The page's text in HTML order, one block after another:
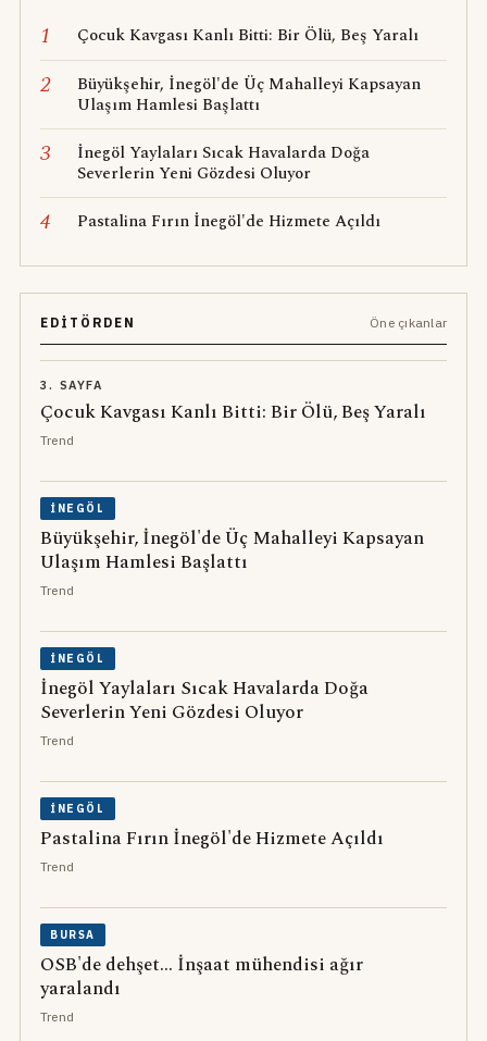
1 Çocuk Kavgası Kanlı Bitti: Bir Ölü, Beş Yaralı
2
Büyükşehir, İnegöl'de Üç Mahalleyi Kapsayan
Ulaşım Hamlesi Başlattı
3
İnegöl Yaylaları Sıcak Havalarda Doğa
Severlerin Yeni Gözdesi Oluyor
4 Pastalina Fırın İnegöl'de Hizmete Açıldı
EDITÖRDEN Öne çıkanlar
3. SAYFA
Çocuk Kavgası Kanlı Bitti: Bir Ölü, Beş Yaralı
Trend
İNEGÖL
Büyükşehir, İnegöl'de Üç Mahalleyi Kapsayan
Ulaşım Hamlesi Başlattı
Trend
İNEGÖL
İnegöl Yaylaları Sıcak Havalarda Doğa
Severlerin Yeni Gözdesi Oluyor
Trend
İNEGÖL
Pastalina Fırın İnegöl'de Hizmete Açıldı
Trend
BURSA
OSB'de dehşet... İnşaat mühendisi ağır
yaralandı
Trend